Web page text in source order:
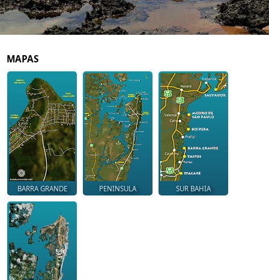
MAPAS
BARRA GRANDE PENINSULA SUR BAHIA